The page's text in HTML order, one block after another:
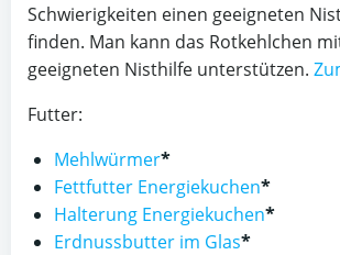
Schwierigkeiten einen geeigneten
finden. Man kann das Rotkehlchen
geeigneten Nisthilfe unterstützen.
Futter:
Mehlwürmer*
Fettfutter Energiekuchen*
Halterung Energiekuchen*
Erdnussbutter im Glas*